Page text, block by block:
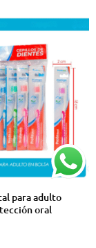
para adulto
oral